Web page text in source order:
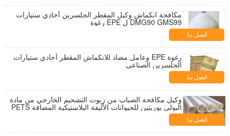
مكافحة انكماش وكيل المقطر الجلسرين أحادي ستيارات
DMG90 GMS99 ل EPE رغوة
اتصل بنا
رغوة EPE وعامل مضاد للانكماش المقطر أحادي ستيارات
الجلسرين الصناعي
اتصل بنا
وكيل مكافحة الضباب من زيوت التشحيم الخارجي من مادة
البولي يوريثين للحيوانات الأليفة البلاستيكية المضافة PETS
اتصل بنا